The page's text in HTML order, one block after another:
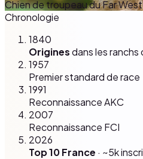
Chien de troupeau du Far West
Chronologie
1840
Originesdans les ranchs
1957
Premier standard de race
1991
Reconnaissance AKC
2007
Reconnaissance FCI
2026
Top 10 France · ~5k